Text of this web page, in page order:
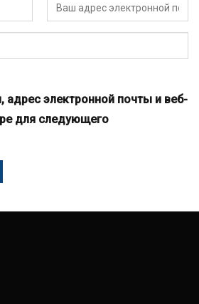
адрес электронной почты и веб-
для следующего